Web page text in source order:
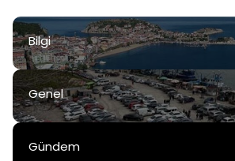
Bilgi
Genel
Gündem